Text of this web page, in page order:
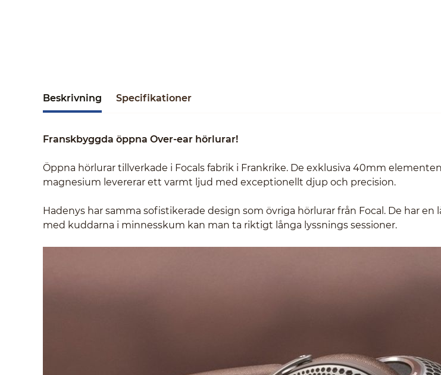
Beskrivning Specifikationer
Franskbyggda öppna Over-ear hörlurar!
Öppna hörlurar tillverkade i Focals fabrik i Frankrike. De exklusiva 40mm
magnesium levererar ett varmt ljud med exceptionellt djup och precision.
Hadenys har samma sofistikerade design som övriga hörlurar från Focal. De har
med kuddarna i minnesskum kan man ta riktigt långa lyssnings sessioner.